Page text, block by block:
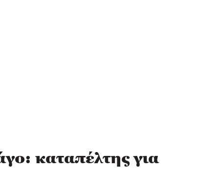
καταπέλτης για